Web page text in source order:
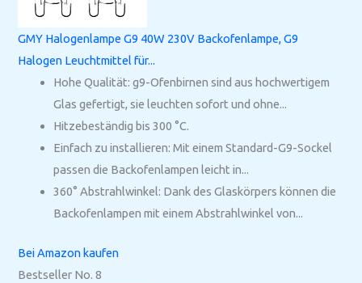
GMY Halogenlampe G9 40W 230V Backofenlampe, G9
Halogen Leuchtmittel für...
Hohe Qualität: g9-Ofenbirnen sind aus hochwertigem
Glas gefertigt, sie leuchten sofort und ohne...
Hitzebeständig bis 300 °C.
Einfach zu installieren: Mit einem Standard-G9-Sockel
passen die Backofenlampen leicht in...
360° Abstrahlwinkel: Dank des Glaskörpers können die
Backofenlampen mit einem Abstrahlwinkel von...
Bei Amazon kaufen
Bestseller No. 8